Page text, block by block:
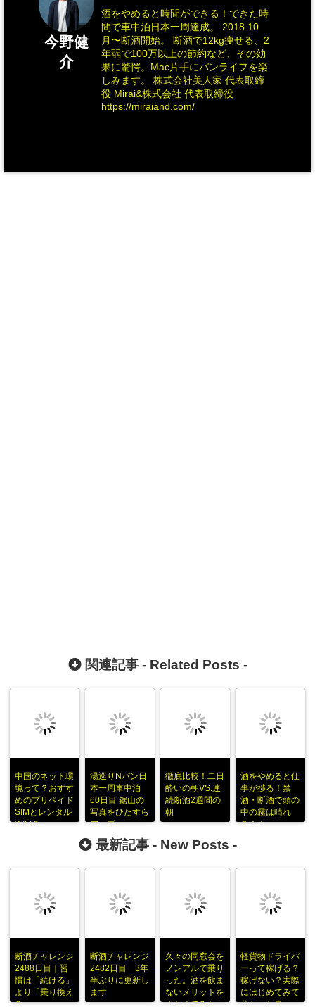
今野健
介
酒をやめると時間ができる！できた時
間で車中泊日本一周達成。 2018.10
月〜断酒開始。 断酒で12kg痩せる、2
年弱で100万以上の節約など、その効
果に驚愕。Mac片手にバンライフを楽
しみます。 株式会社美人家 代表取締
役 Mirai&株式会社 代表取締役
https://miraiand.com/
関連記事 - Related Posts -
中国のネット環
境って？おすす
めのプリペイド
SIMとレンタル
WIFI？
湯巡りNバン日
本一周車中泊
60日目 鋸山の
写真をひたすら
アップ
徹底比較！二日
酔いの朝VS.連
続断酒2週間の
朝
酒をやめると仕
事が捗る！禁
酒・断酒で頭の
中の霧は晴れ
る！！
最新記事 - New Posts -
断酒チャレンジ
2488日目｜習
慣は「続ける」
より「乗り換え
る」
断酒チャレンジ
2482日目 3年
半ぶりに更新し
ます
久々の同窓会を
ノンアルで乗り
った。酒を飲ま
ないメリットを
まとめてみた
軽貨物ドライバ
ーって稼げる？
稼げない？実際
にはじめてみて
分かった事